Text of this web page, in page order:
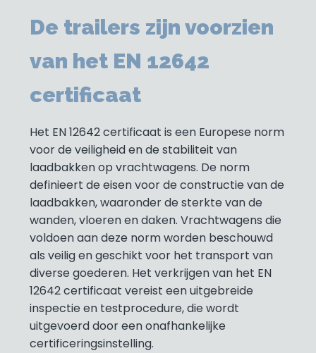
De trailers zijn voorzien
van het EN 12642
certificaat
Het EN 12642 certificaat is een Europese norm
voor de veiligheid en de stabiliteit van
laadbakken op vrachtwagens. De norm
definieert de eisen voor de constructie van de
laadbakken, waaronder de sterkte van de
wanden, vloeren en daken. Vrachtwagens die
voldoen aan deze norm worden beschouwd
als veilig en geschikt voor het transport van
diverse goederen. Het verkrijgen van het EN
12642 certificaat vereist een uitgebreide
inspectie en testprocedure, die wordt
uitgevoerd door een onafhankelijke
certificeringsinstelling.